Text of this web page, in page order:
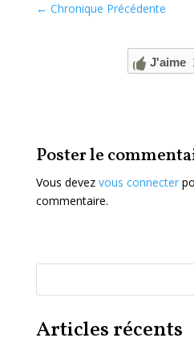
← Chronique Précédente
J'aime
Poster le
Vous devez vous connecter
commentaire.
Articles récents